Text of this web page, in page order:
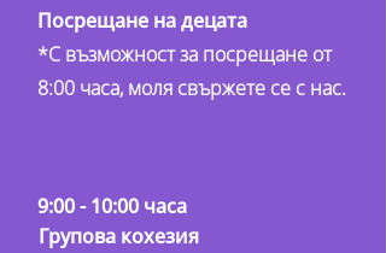
Посрещане на децата
*С възможност за посрещане от
8:00 часа, моля свържете се с нас.
9:00 - 10:00 часа
Групова кохезия